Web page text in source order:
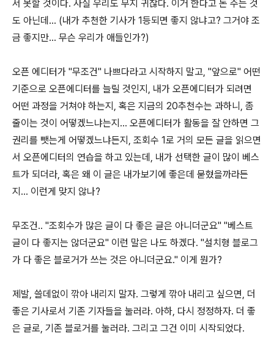
서 못할 것이다. 사실 우리도 무지 귀찮다. 이거 한다고 돈 주는 것
도 아닌데... (내가 추천한 기사가 1등되면 좋지 않냐고? 그거야 조
금 좋지만... 무슨 우리가 애들인가?)
오픈 에디터가 "무조건" 나쁘다라고 시작하지 말고, "앞으로" 어떤
기준으로 오픈에디터를 늘릴 것인지, 내가 오픈에디터가 되려면
어떤 과정을 거쳐야 하는지, 혹은 지금의 20추천수는 과하니, 좀
줄이는 것이 어떻겠느냐는지... 오픈에디터가 활동을 잘 안하면 그
권리를 뺏는게 어떻겠느냐든지, 조회수 1로 거의 모든 글을 읽으면
서 오픈에디터의 연습을 하고 있는데, 내가 선택한 글이 많이 베스
트가 되더라, 혹은 왜 이 글은 내가보기에 좋은데 묻혔을까라든
지... 이런게 맞지 않나?
무조건.. "조회수가 많은 글이 다 좋은 글은 아니더군요" "베스트
글이 다 좋지는 않더군요" 이런 말은 나도 하겠다. "설치형 블로그
가 다 좋은 블로거가 쓰는 것은 아니더군요." 이게 뭔가?
제발, 쓸데없이 깎아 내리지 말자. 그렇게 깎아 내리고 싶으면, 더
좋은 기사로서 기존 기자들을 눌러라. 아하, 다시 정정하자. 더 좋
은 글로, 기존 블로거를 눌러라. 그리고 그건 이미 시작되었다.